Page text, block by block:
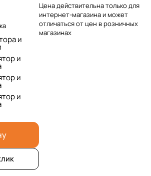
и
и
и
и
Цена действительна только для
интернет-магазина и может
отличаться от цен в розничных
магазинах